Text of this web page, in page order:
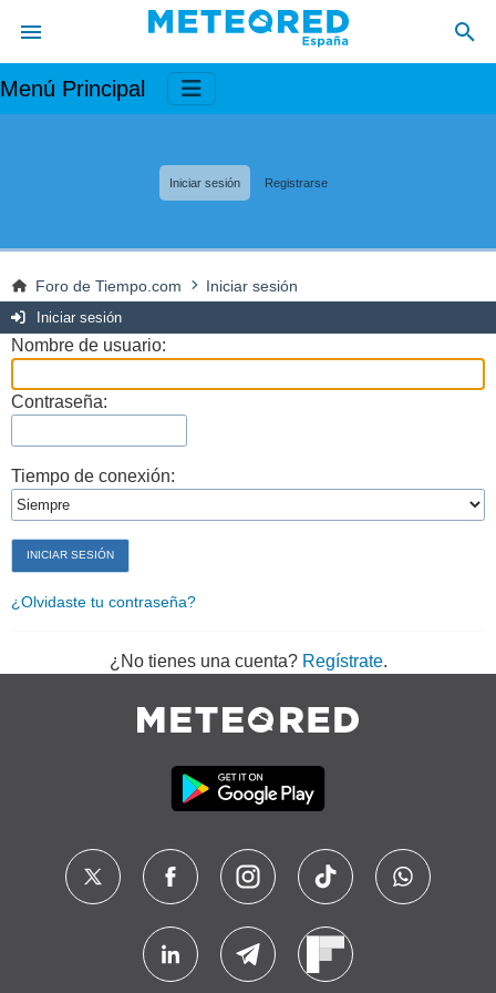
Menú Principal
Iniciar sesión Registrarse
Foro de Tiempo.com Iniciar sesión
Iniciar sesión
Nombre de usuario:
Contraseña:
Tiempo de conexión:
¿Olvidaste tu contraseña?
¿No tienes una cuenta? Regístrate.